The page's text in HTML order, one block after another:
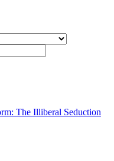
The Illiberal Seduction